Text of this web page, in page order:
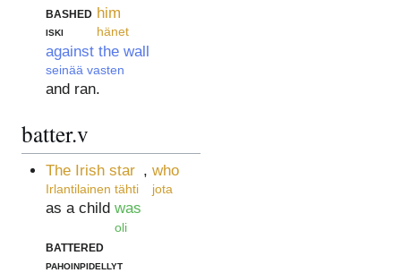
bashed
iski
him
hänet
against the wall
seinää vasten
and ran.
batter.v
The Irish star
Irlantilainen tähti
, who
jota
as a child was
oli
battered
pahoinpidellyt